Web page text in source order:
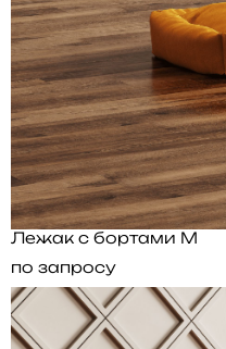
Лежак с бортами M
по запросу